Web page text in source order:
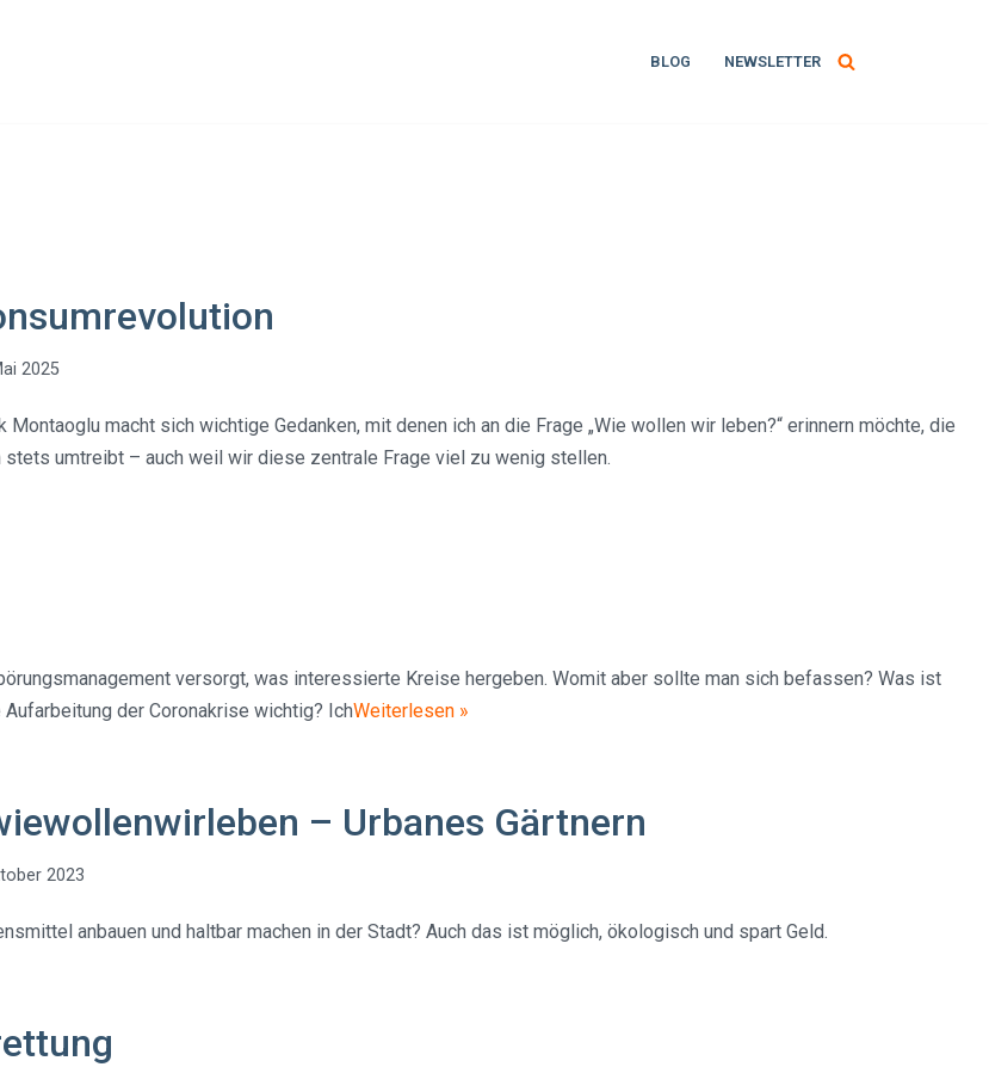
BLOG NEWSLETTER
2025
Montaoglu macht sich wichtige Gedanken, mit denen ich an die Frage „Wie wollen wir leben?“ erinnern möchte, die
stets umtreibt – auch weil wir diese zentrale Frage viel zu wenig stellen.
versorgt, was interessierte Kreise hergeben. Womit aber sollte man sich befassen? Was ist
der Coronakrise wichtig? IchWeiterlesen »
– Urbanes Gärtnern
2023
anbauen und haltbar machen in der Stadt? Auch das ist möglich, ökologisch und spart Geld.